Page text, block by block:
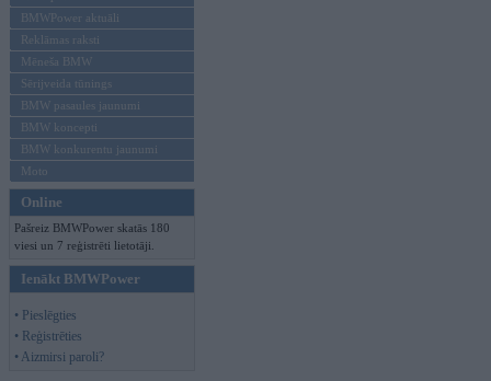
BMWPower aktuāli
Reklāmas raksti
Mēneša BMW
Sērijveida tūnings
BMW pasaules jaunumi
BMW koncepti
BMW konkurentu jaunumi
Moto
Online
Pašreiz BMWPower skatās 180
viesi un 7 reģistrēti lietotāji.
Ienākt BMWPower
• Pieslēgties
• Reģistrēties
• Aizmirsi paroli?